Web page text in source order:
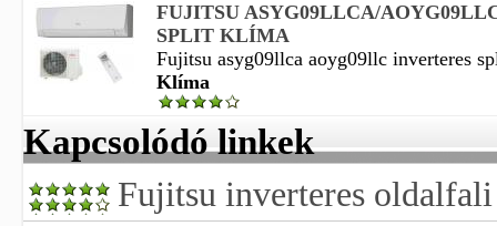
FUJITSU ASYG09LLCA/
SPLIT KLÍMA
Fujitsu asyg09llca aoyg09llc inverteres
Klíma
Kapcsolódó linkek
Fujitsu inverteres